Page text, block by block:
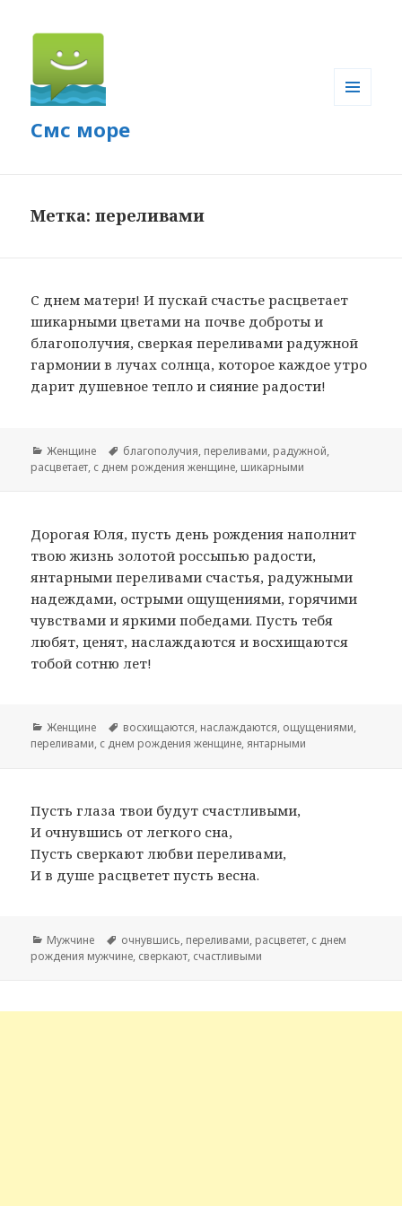
Смс море
Метка: переливами
С днем матери! И пускай счастье расцветает
шикарными цветами на почве доброты и
благополучия, сверкая переливами радужной
гармонии в лучах солнца, которое каждое утро
дарит душевное тепло и сияние радости!
Рубрики
Женщине Метки
благополучия, переливами, радужной,
расцветает, с днем рождения женщине, шикарными
Дорогая Юля, пусть день рождения наполнит
твою жизнь золотой россыпью радости,
янтарными переливами счастья, радужными
надеждами, острыми ощущениями, горячими
чувствами и яркими победами. Пусть тебя
любят, ценят, наслаждаются и восхищаются
тобой сотню лет!
Рубрики
Женщине Метки
восхищаются, наслаждаются, ощущениями,
переливами, с днем рождения женщине,янтарными
Пусть глаза твои будут счастливыми,
И очнувшись от легкого сна,
Пусть сверкают любви переливами,
И в душе расцветет пусть весна.
Рубрики
Мужчине Метки
очнувшись, переливами, расцветет, с днем
рождения мужчине, сверкают, счастливыми